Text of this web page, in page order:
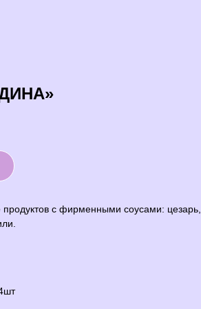
продуктов с фирменными соусами: цезарь,